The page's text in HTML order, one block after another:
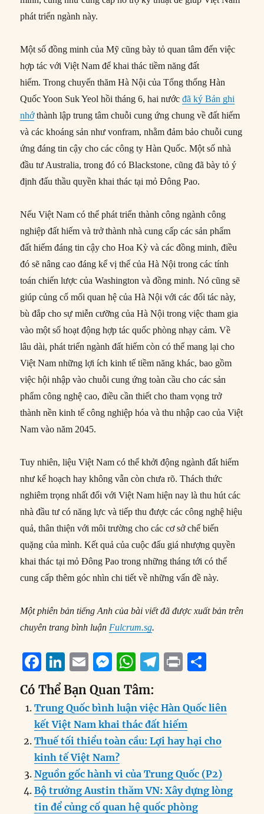
phát triển ngành này.
Một số đồng minh của Mỹ cũng bày tỏ quan tâm đến việc
hợp tác với Việt Nam để khai thác tiềm năng đất
hiếm. Trong chuyến thăm Hà Nội của Tổng thống Hàn
Quốc Yoon Suk Yeol hồi tháng 6, hai nướcđã ký Bản ghi
nhớthành lập trung tâm chuỗi cung ứng chung về đất hiếm
và các khoáng sản như vonfram, nhằm đảm bảo chuỗi cung
ứng đáng tin cậy cho các công ty Hàn Quốc. Một số nhà
đầu tư Australia, trong đó có Blackstone, cũng đã bày tỏ ý
định đấu thầu quyền khai thác tại mỏ Đông Pao.
Nếu Việt Nam có thể phát triển thành công ngành công
nghiệp đất hiếm và trở thành nhà cung cấp các sản phẩm
đất hiếm đáng tin cậy cho Hoa Kỳ và các đồng minh, điều
đó sẽ nâng cao đáng kể vị thế của Hà Nội trong các tính
toán chiến lược của Washington và đồng minh. Nó cũng sẽ
giúp củng cố mối quan hệ của Hà Nội với các đối tác này,
bù đắp cho sự miễn cưỡng của Hà Nội trong việc tham gia
vào một số hoạt động hợp tác quốc phòng nhạy cảm. Về
lâu dài, phát triển ngành đất hiếm còn có thể mang lại cho
Việt Nam những lợi ích kinh tế tiềm năng khác, bao gồm
việc hội nhập vào chuỗi cung ứng toàn cầu cho các sản
phẩm công nghệ cao, điều cần thiết cho tham vọng trở
thành nền kinh tế công nghiệp hóa và thu nhập cao của Việt
Nam vào năm 2045.
Tuy nhiên, liệu Việt Nam có thể khởi động ngành đất hiếm
như kế hoạch hay không vẫn còn chưa rõ. Thách thức
nghiêm trọng nhất đối với Việt Nam hiện nay là thu hút các
nhà đầu tư có năng lực và tiếp thu được các công nghệ hiệu
quả, thân thiện với môi trường cho các cơ sở chế biến
quặng của mình. Kết quả của cuộc đấu giá nhượng quyền
khai thác tại mỏ Đông Pao trong những tháng tới có thể
cung cấp thêm góc nhìn chi tiết về những vấn đề này.
Một phiên bản tiếng Anh của bài viết đã được xuất bản trên
chuyên trang bình luận Fulcrum.sg.
F
a
c
e
b
o
o
k
Li
n
k
e
d
I
n
E
m
ai
l
M
e
ss
e
n
g
er
W
h
at
s
A
p
T
e
g
r
m
P
n
t
a
re
Có Thể Bạn Quan Tâm:
Trung Quốc bình luận việc Hàn Quốc liên
kết Việt Nam khai thác đất hiếm
Thuế tối thiểu toàn cầu: Lợi hay hại cho
kinh tế Việt Nam?
Nguồn gốc hành vi của Trung Quốc (P2)
Bộ trưởng Austin thăm VN: Xây dựng lòng
tin để củng cố quan hệ quốc phòng